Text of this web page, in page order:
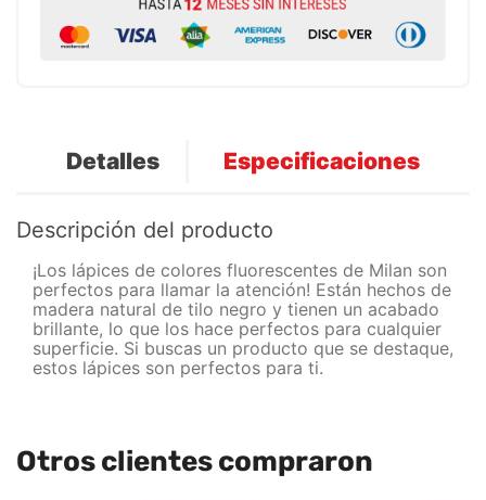
Detalles Especificaciones
Descripción del producto
¡Los lápices de colores fluorescentes de Milan son
perfectos para llamar la atención! Están hechos de
madera natural de tilo negro y tienen un acabado
brillante, lo que los hace perfectos para cualquier
superficie. Si buscas un producto que se destaque,
estos lápices son perfectos para ti.
Otros clientes compraron